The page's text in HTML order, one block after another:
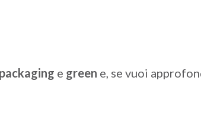
packaging e green e, se vuoi